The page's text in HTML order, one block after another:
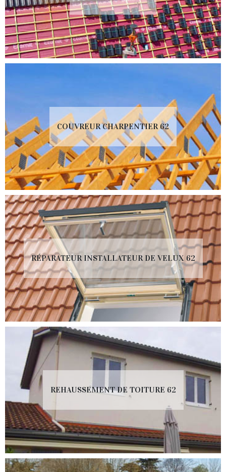
COUVREUR CHARPENTIER 62
RÉPARATEUR INSTALLATEUR DE VELUX 62
REHAUSSEMENT DE TOITURE 62